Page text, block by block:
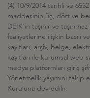
(4) 10/9/2014 tarihli ve
maddesinin üç, dört ve
DEİK'in taşınır ve
faaliyetlerine ilişkin basılı
kayıtları, arşiv, belge,
kayıtları ile kurumsal web
medya platformları giriş
Yönetmelik yayımını
Kuruluna devredilir.